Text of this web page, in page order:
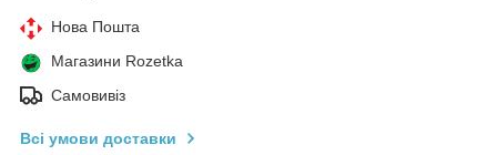
Нова Пошта
Магазини Rozetka
Самовивіз
Всі умови доставки